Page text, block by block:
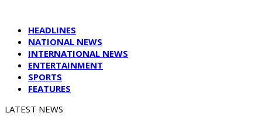
HEADLINES
NATIONAL NEWS
INTERNATIONAL NEWS
ENTERTAINMENT
SPORTS
FEATURES
LATEST NEWS